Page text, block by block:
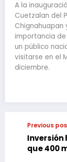
A la
Cuetzalan del
Chignahuapan
importancia
un público
visitarse en el
diciembre.
Previous
que 400